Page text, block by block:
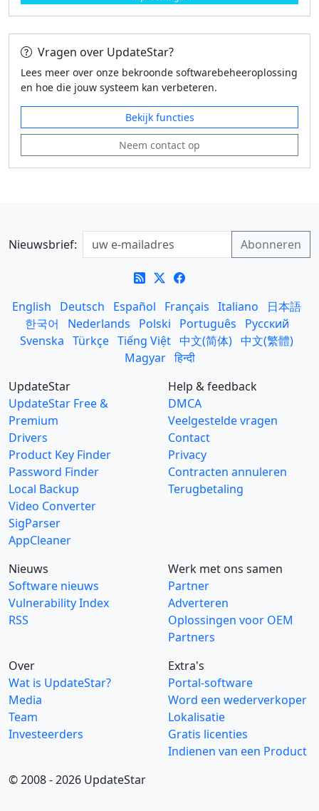
Vragen over UpdateStar?
Lees meer over onze bekroonde softwarebeheeroplossing
en hoe die jouw systeem kan verbeteren.
Bekijk functies
Neem contact op
Nieuwsbrief:
English Deutsch Español Français Italiano
日本語
한국어
Nederlands Polski Português
Русский
Svenska Türkçe Tiếng Việt 中文(简体) 中文(繁體)
Magyar हिन्दी
UpdateStar
UpdateStar Free &
Premium
Drivers
Product Key Finder
Password Finder
Local Backup
Video Converter
SigParser
AppCleaner
Help & feedback
DMCA
Veelgestelde vragen
Contact
Privacy
Contracten annuleren
Terugbetaling
Nieuws
Software nieuws
Vulnerability Index
RSS
Werk met ons samen
Partner
Adverteren
Oplossingen voor OEM
Partners
Over
Wat is UpdateStar?
Media
Team
Investeerders
Extra's
Portal-software
Word een wederverkoper
Lokalisatie
Gratis licenties
Indienen van een Product
© 2008 - 2026 UpdateStar